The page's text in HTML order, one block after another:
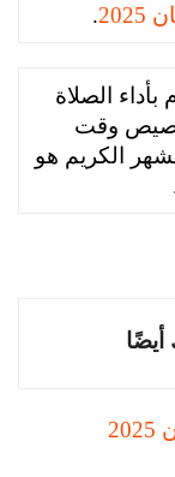
.
بأداء الصلاة
وقت
الكريم هو
قنوات مسلسل حكاية لونا رمضان 2025